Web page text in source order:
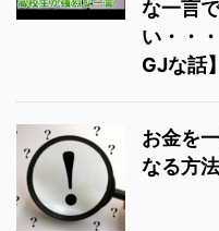
な一言
い・・
GJな話
お金を
なる方